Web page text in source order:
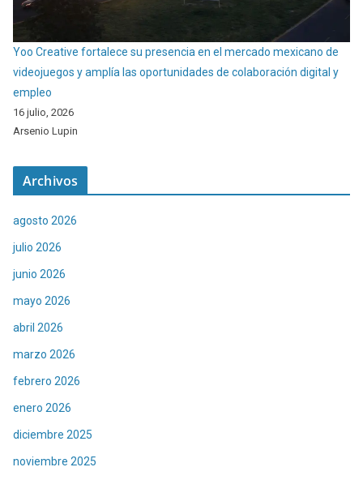
Yoo Creative fortalece su presencia en el mercado mexicano de
videojuegos y amplía las oportunidades de colaboración digital y
empleo
16 julio, 2026
Arsenio Lupin
Archivos
agosto 2026
julio 2026
junio 2026
mayo 2026
abril 2026
marzo 2026
febrero 2026
enero 2026
diciembre 2025
noviembre 2025